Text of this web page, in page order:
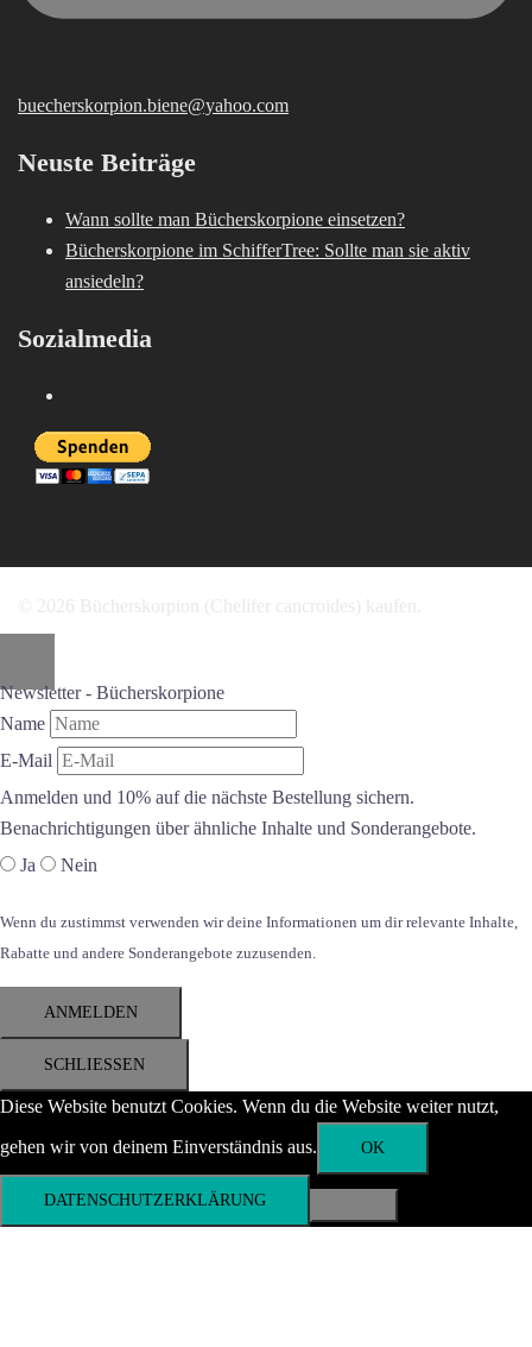
buecherskorpion.biene@yahoo.com
Neuste Beiträge
Wann sollte man Bücherskorpione einsetzen?
Bücherskorpione im SchifferTree: Sollte man sie aktiv
ansiedeln?
Sozialmedia
Newsletter - Bücherskorpione
Name
E-Mail
Anmelden und 10% auf die nächste Bestellung sichern.
Benachrichtigungen über ähnliche Inhalte und Sonderangebote.
Ja
Nein
Wenn du zustimmst verwenden wir deine Informationen um dir relevante Inhalte,
Rabatte und andere Sonderangebote zuzusenden.
ANMELDEN
SCHLIESSEN
Diese Website benutzt Cookies. Wenn du die Website weiter nutzt,
gehen wir von deinem Einverständnis aus.
OK
DATENSCHUTZERKLÄRUNG